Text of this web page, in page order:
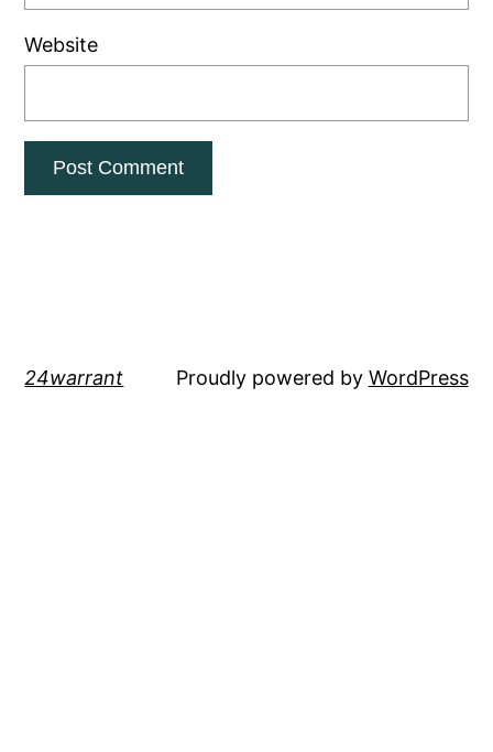
Website
24warrant Proudly powered by WordPress